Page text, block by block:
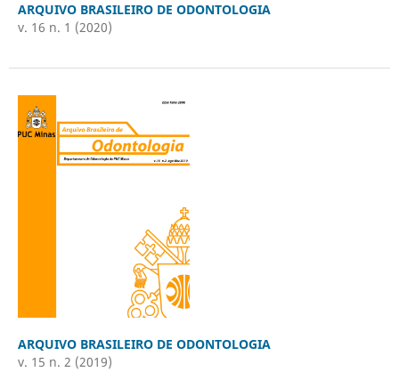
ARQUIVO BRASILEIRO DE ODONTOLOGIA
v. 16 n. 1 (2020)
ARQUIVO BRASILEIRO DE ODONTOLOGIA
v. 15 n. 2 (2019)